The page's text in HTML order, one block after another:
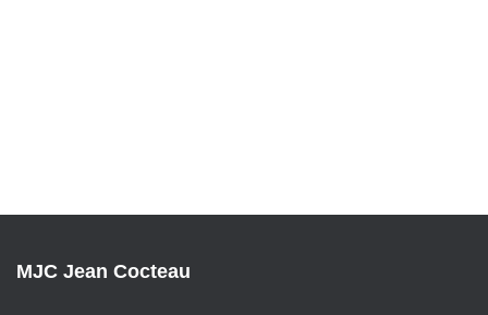
MJC Jean Cocteau